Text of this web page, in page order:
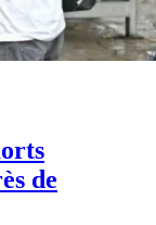
de